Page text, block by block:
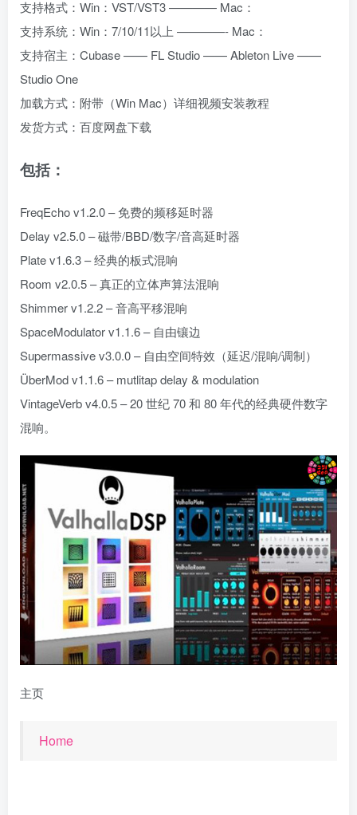
支持格式：Win：VST/VST3 ———— Mac：
支持系统：Win：7/10/11以上 ————- Mac：
支持宿主：Cubase —— FL Studio —— Ableton Live ——
Studio One
加载方式：附带（Win Mac）详细视频安装教程
发货方式：百度网盘下载
包括：
FreqEcho v1.2.0 – 免费的频移延时器
Delay v2.5.0 – 磁带/BBD/数字/音高延时器
Plate v1.6.3 – 经典的板式混响
Room v2.0.5 – 真正的立体声算法混响
Shimmer v1.2.2 – 音高平移混响
SpaceModulator v1.1.6 – 自由镶边
Supermassive v3.0.0 – 自由空间特效（延迟/混响/调制）
ÜberMod v1.1.6 – mutlitap delay & modulation
VintageVerb v4.0.5 – 20 世纪 70 和 80 年代的经典硬件数字
混响。
主页
Home